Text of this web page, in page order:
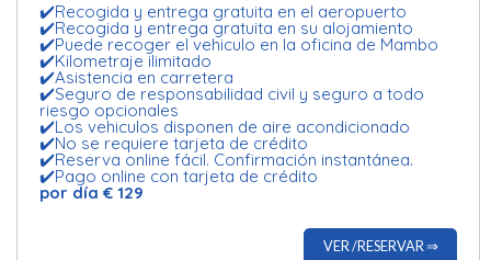
✔️Recogida y entrega gratuita en el aeropuerto
✔️Recogida y entrega gratuita en su alojamiento
✔️Puede recoger el vehiculo en la oficina de Mambo
✔️Kilometraje ilimitado
✔️Asistencia en carretera
✔️Seguro de responsabilidad civil y seguro a todo
riesgo opcionales
✔️Los vehiculos disponen de aire acondicionado
✔️No se requiere tarjeta de crédito
✔️Reserva online fácil. Confirmación instantánea.
✔️Pago online con tarjeta de crédito
por día € 129
VER /RESERVAR ⇒